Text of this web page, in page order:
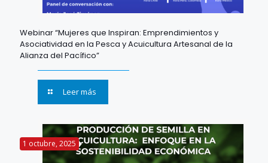
Webinar “Mujeres que Inspiran: Emprendimientos y
Asociatividad en la Pesca y Acuicultura Artesanal de la
Alianza del Pacífico”
Leer más
1 octubre, 2025